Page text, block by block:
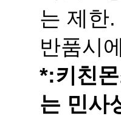
는 제한.
반품시
는 민사